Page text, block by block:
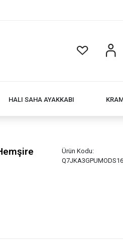
HALI SAHA AYAKKABI
Ürün Kodu: